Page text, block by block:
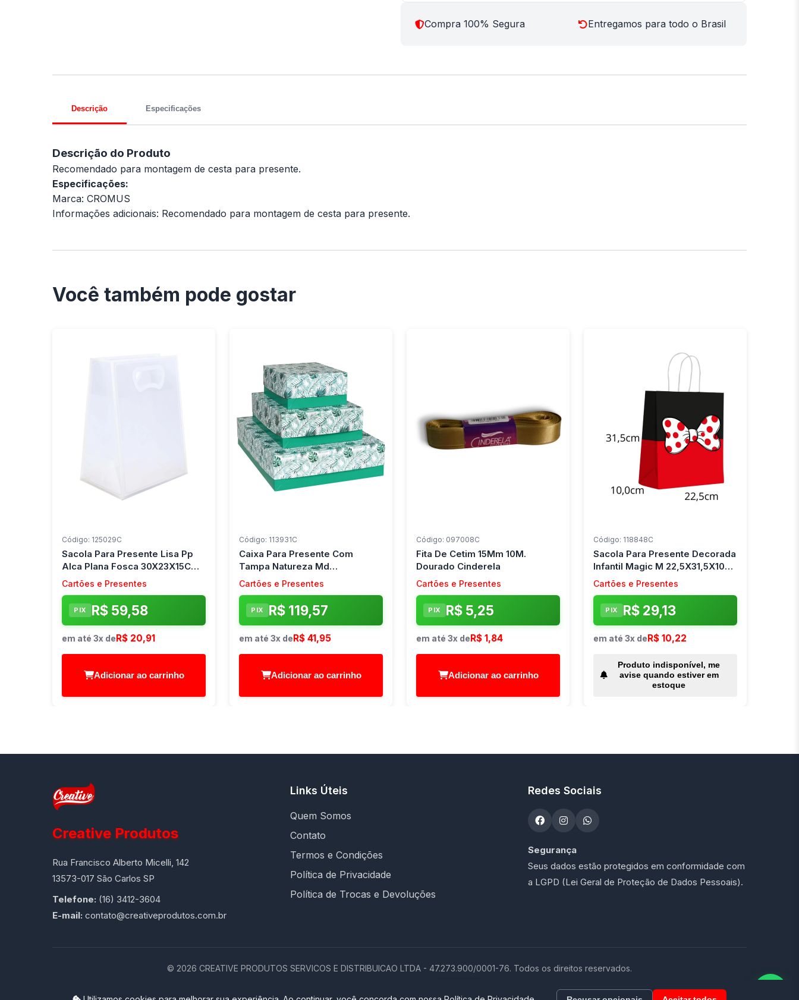
Compra 100% Segura Entregamos para todo o Brasil
Descrição Especificações
Descrição do Produto
Recomendado para montagem de cesta para presente.
Especificações:
Marca: CROMUS
Informações adicionais: Recomendado para montagem de cesta para presente.
Você também pode gostar
Código: 125029C
Sacola Para Presente Lisa Pp
Alca Plana Fosca 30X23X15Cm
Cromus (Pct.c/10)
Cartões e Presentes
PIX R$ 59,58
em até 3x deR$ 20,91
Adicionar ao carrinho
Código: 113931C
Caixa Para Presente Com
Tampa Natureza Md
26X19,5X7,5 Sortid Cristina
Cartões e Presentes
PIX R$ 119,57
em até 3x deR$ 41,95
Adicionar ao carrinho
Código: 097008C
Fita De Cetim 15Mm 10M.
Dourado Cinderela
Cartões e Presentes
PIX R$ 5,25
em até 3x deR$ 1,84
Adicionar ao carrinho
Código: 118848C
Sacola Para Presente Decorada
Infantil Magic M 22,5X31,5X10C
Scrity (Pct.c/10)
Cartões e Presentes
PIX R$ 29,13
em até 3x deR$ 10,22
Produto indisponível, me
avise quando estiver em
estoque
Creative Produtos
Rua Francisco Alberto Micelli, 142
13573-017 São Carlos SP
Telefone: (16) 3412-3604
E-mail: contato@creativeprodutos.com.br
Links Úteis
Quem Somos
Contato
Termos e Condições
Política de Privacidade
Política de Trocas e Devoluções
Redes Sociais
Segurança
Seus dados estão protegidos em conformidade com
a LGPD (Lei Geral de Proteção de Dados Pessoais).
© 2026 CREATIVE PRODUTOS SERVICOS E DISTRIBUICAO LTDA - 47.273.900/0001-76. Todos os direitos reservados.
Loja completa desenvolvida por Promptor